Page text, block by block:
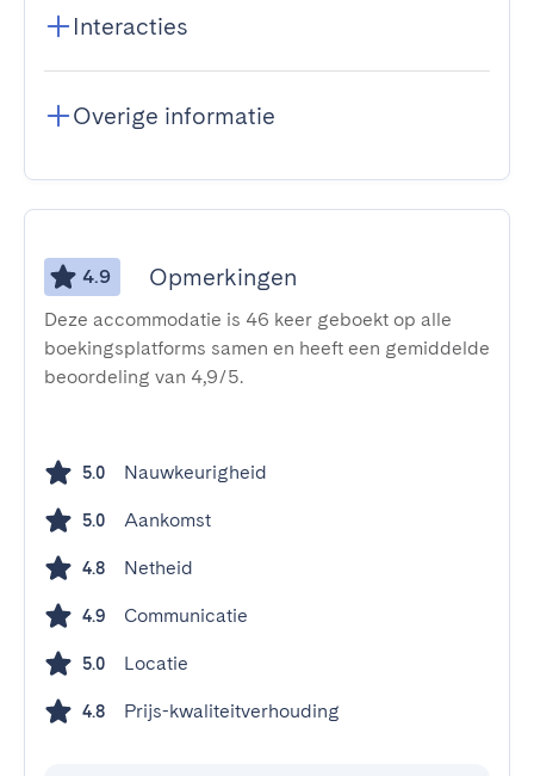
Interacties
Overige informatie
4.9 Opmerkingen
Deze accommodatie is 46 keer geboekt op alle
boekingsplatforms samen en heeft een gemiddelde
beoordeling van 4,9/5.
5.0 Nauwkeurigheid
5.0 Aankomst
4.8 Netheid
4.9 Communicatie
5.0 Locatie
4.8 Prijs-kwaliteitverhouding